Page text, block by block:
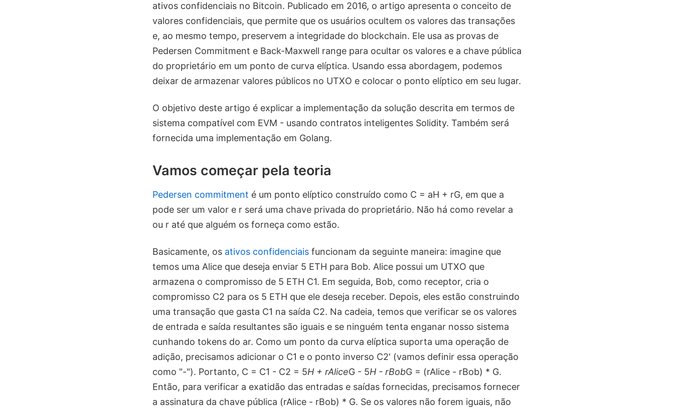
ativos confidenciais no Bitcoin. Publicado em 2016, o artigo apresenta o conceito de
valores confidenciais, que permite que os usuários ocultem os valores das transações
e, ao mesmo tempo, preservem a integridade do blockchain. Ele usa as provas de
Pedersen Commitment e Back-Maxwell range para ocultar os valores e a chave pública
do proprietário em um ponto de curva elíptica. Usando essa abordagem, podemos
deixar de armazenar valores públicos no UTXO e colocar o ponto elíptico em seu lugar.
O objetivo deste artigo é explicar a implementação da solução descrita em termos de
sistema compatível com EVM - usando contratos inteligentes Solidity. Também será
fornecida uma implementação em Golang.
Vamos começar pela teoria
Pedersen commitment é um ponto elíptico construído como C = aH + rG, em que a
pode ser um valor e r será uma chave privada do proprietário. Não há como revelar a
ou r até que alguém os forneça como estão.
Basicamente, os ativos confidenciais funcionam da seguinte maneira: imagine que
temos uma Alice que deseja enviar 5 ETH para Bob. Alice possui um UTXO que
armazena o compromisso de 5 ETH C1. Em seguida, Bob, como receptor, cria o
compromisso C2 para os 5 ETH que ele deseja receber. Depois, eles estão construindo
uma transação que gasta C1 na saída C2. Na cadeia, temos que verificar se os valores
de entrada e saída resultantes são iguais e se ninguém tenta enganar nosso sistema
cunhando tokens do ar. Como um ponto da curva elíptica suporta uma operação de
adição, precisamos adicionar o C1 e o ponto inverso С2' (vamos definir essa operação
como "-"). Portanto, C = C1 - C2 = 5H + rAliceG - 5H - rBobG = (rAlice - rBob) * G.
Então, para verificar a exatidão das entradas e saídas fornecidas, precisamos fornecer
a assinatura da chave pública (rAlice - rBob) * G. Se os valores não forem iguais, não